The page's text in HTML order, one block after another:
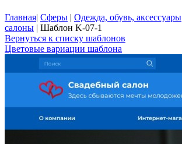
Главная| Сферы | Одежда, обувь, аксессуары
салоны | Шаблон K-07-1
Вернуться к списку шаблонов
Цветовые вариации шаблона